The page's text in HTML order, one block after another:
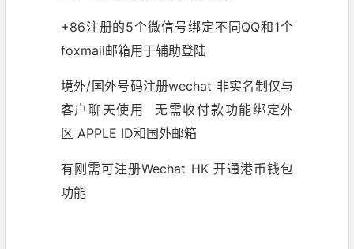
+86注册的5个微信号绑定不同QQ和1个
foxmail邮箱用于辅助登陆
境外/国外号码注册wechat 非实名制仅与
客户聊天使用 无需收付款功能绑定外
区 APPLE ID和国外邮箱
有刚需可注册Wechat HK 开通港币钱包
功能